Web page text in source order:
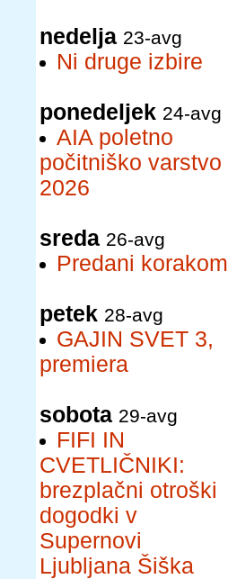
nedelja 23-avg
Ni druge izbire
ponedeljek 24-avg
AIA poletno
počitniško varstvo
2026
sreda 26-avg
Predani korakom
petek 28-avg
GAJIN SVET 3,
premiera
sobota 29-avg
FIFI IN
CVETLIČNIKI:
brezplačni otroški
dogodki v
Supernovi
Ljubljana Šiška